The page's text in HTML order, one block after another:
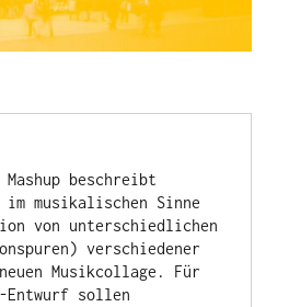
beschreibt
musikalischen Sinne
von unterschiedlichen
verschiedener
Musikcollage. Für
sollen